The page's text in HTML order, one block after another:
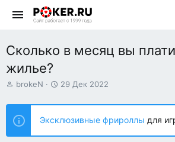
Сколько в месяц вы
жилье?
А
т
о
р
т
brokeN
Д
т
н
а
29 Дек 2022
Эксклюзивные фрироллы для